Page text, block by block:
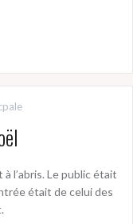
l’abris. Le public était
était de celui des